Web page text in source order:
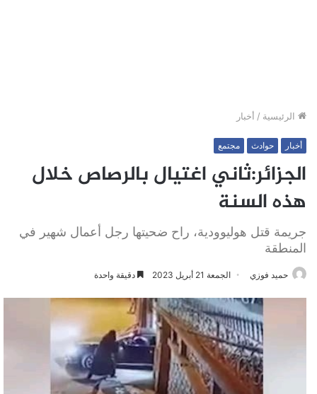
الرئيسية / أخبار
أخبار حوادث مجتمع
الجزائر:ثاني اغتيال بالرصاص خلال
هذه السنة
جريمة قتل هوليوودية، راح ضحيتها رجل أعمال شهير في
المنطقة
حميد فوزي الجمعة 21 أبريل 2023 دقيقة واحدة